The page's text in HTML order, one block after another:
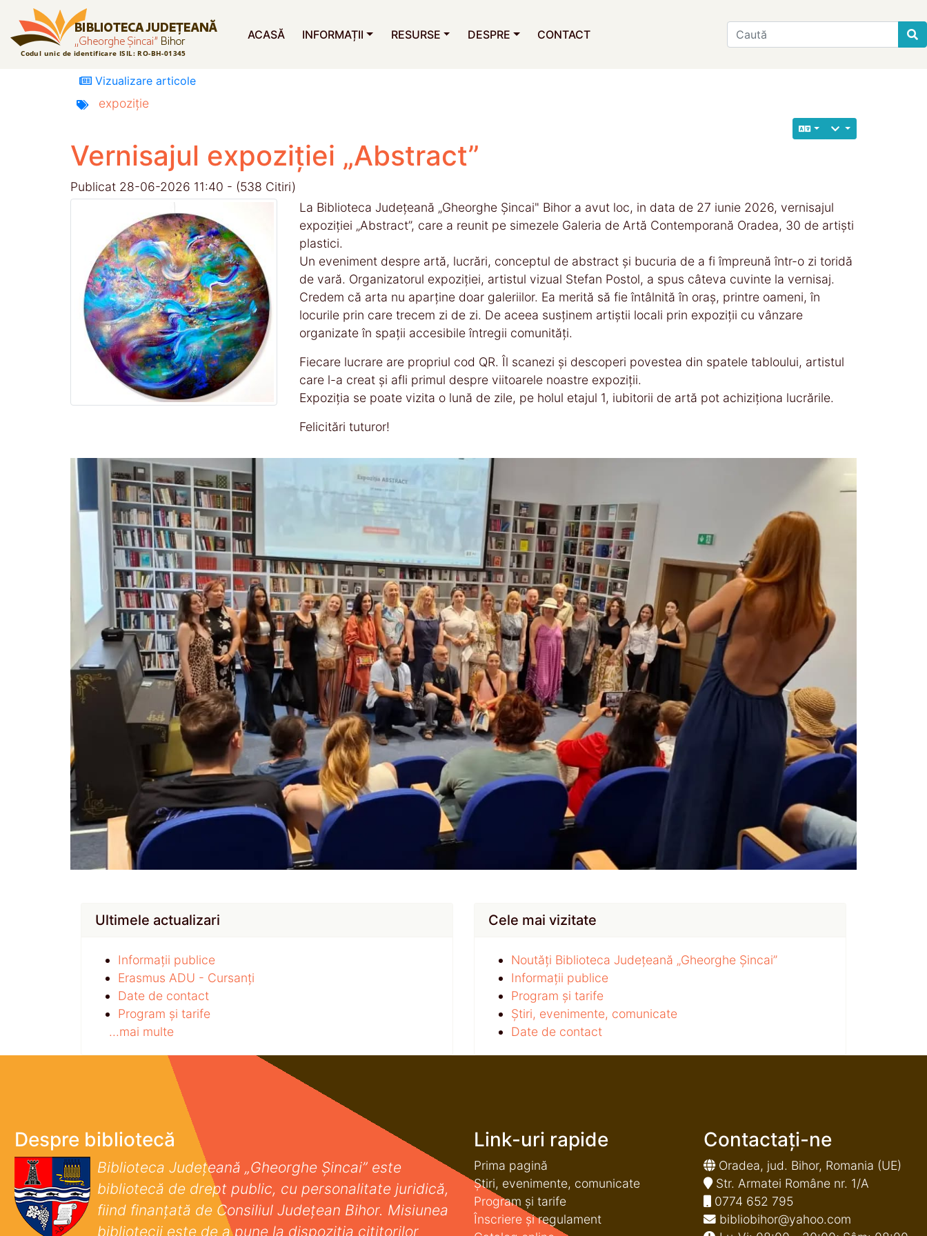
ACASĂ INFORMAȚII RESURSE DESPRE CONTACT
Find
Vizualizare articole
expoziție
Vernisajul expoziției „Abstract”
Publicat 28-06-2026 11:40 - (538 Citiri)
La Biblioteca Județeană „Gheorghe Șincai" Bihor a avut loc, in data de 27 iunie 2026, vernisajul
expoziției „Abstract”, care a reunit pe simezele Galeria de Artă Contemporană Oradea, 30 de artiști
plastici.
Un eveniment despre artă, lucrări, conceptul de abstract și bucuria de a fi împreună într-o zi toridă
de vară. Organizatorul expoziției, artistul vizual Stefan Postol, a spus câteva cuvinte la vernisaj.
Credem că arta nu aparține doar galeriilor. Ea merită să fie întâlnită în oraș, printre oameni, în
locurile prin care trecem zi de zi. De aceea susținem artiștii locali prin expoziții cu vânzare
organizate în spații accesibile întregii comunități.
Fiecare lucrare are propriul cod QR. Îl scanezi și descoperi povestea din spatele tabloului, artistul
care l-a creat și afli primul despre viitoarele noastre expoziții.
Expoziția se poate vizita o lună de zile, pe holul etajul 1, iubitorii de artă pot achiziționa lucrările.
Felicitări tuturor!
Ultimele actualizari
Informații publice
Erasmus ADU - Cursanți
Date de contact
Program și tarife
...mai multe
Cele mai vizitate
Noutăți Biblioteca Județeană „Gheorghe Șincai”
Informații publice
Program și tarife
Știri, evenimente, comunicate
Date de contact
Despre bibliotecă
Biblioteca Județeană „Gheorghe Șincai” este
bibliotecă de drept public, cu personalitate juridică,
fiind finanţată de Consiliul Judeţean Bihor. Misiunea
bibliotecii este de a pune la dispoziţia cititorilor
Link-uri rapide
Prima pagină
Știri, evenimente, comunicate
Program și tarife
Înscriere și regulament
Contactați-ne
Oradea, jud. Bihor, Romania (UE)
Str. Armatei Române nr. 1/A
0774 652 795
bibliobihor@yahoo.com